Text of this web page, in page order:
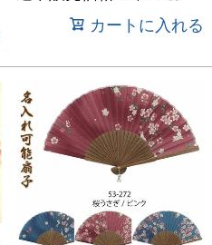
カートに入れる